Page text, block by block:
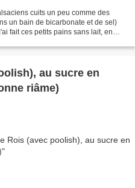
cuits un peu comme des
un bain de bicarbonate et de sel)
fait ces petits pains sans lait, en
grain (inspiré de la couronne riâme)